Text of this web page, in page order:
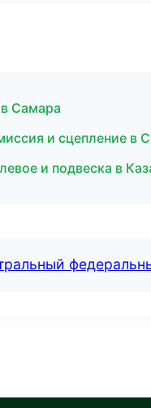
Самара
и сцепление в
и подвеска в